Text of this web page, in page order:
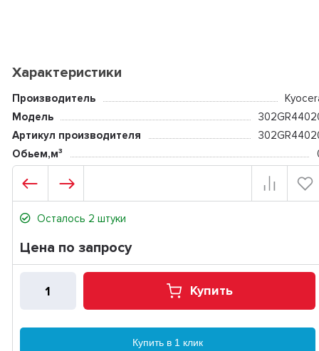
Характеристики
Производитель
Модель
Артикул производителя
Обьем,м³
Осталось 2 штуки
Цена по запросу
Купить
Купить в 1 клик